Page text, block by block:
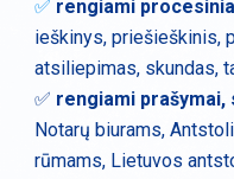
✅ rengiami
ieškinys, priešieškinis,
atsiliepimas, skundas,
✅ rengiami prašymai,
Notarų biurams,
rūmams, Lietuvos